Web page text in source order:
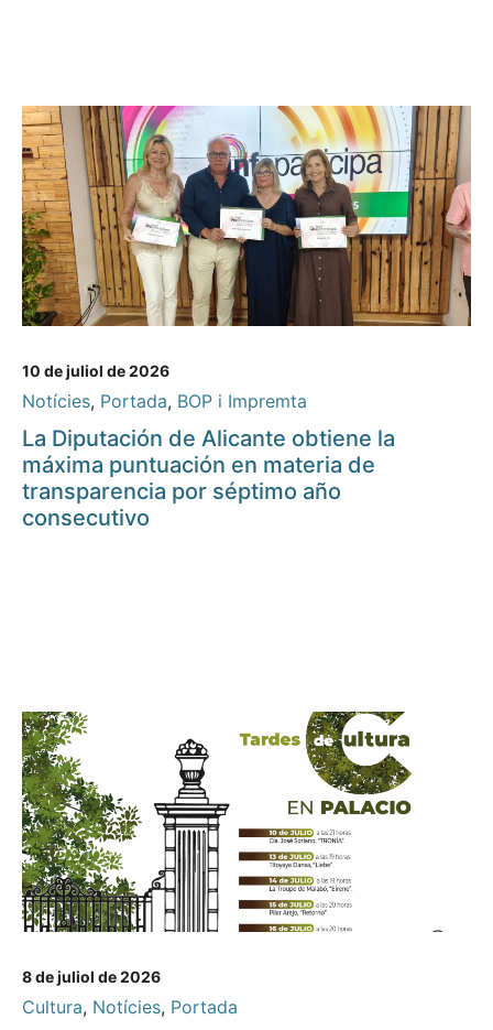
10 de juliol de 2026
Notícies, Portada, BOP i Impremta
La Diputación de Alicante obtiene la
máxima puntuación en materia de
transparencia por séptimo año
consecutivo
8 de juliol de 2026
Cultura, Notícies, Portada